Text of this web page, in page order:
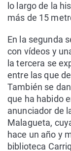
lo largo de la
más de 15
En la segunda
con vídeos y
la tercera se
entre las que
También se
que ha habido
anunciador de
Malagueta,
hace un año y
biblioteca